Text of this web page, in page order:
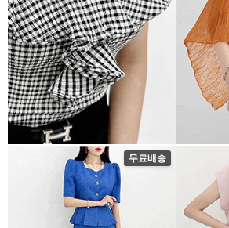
무료배송